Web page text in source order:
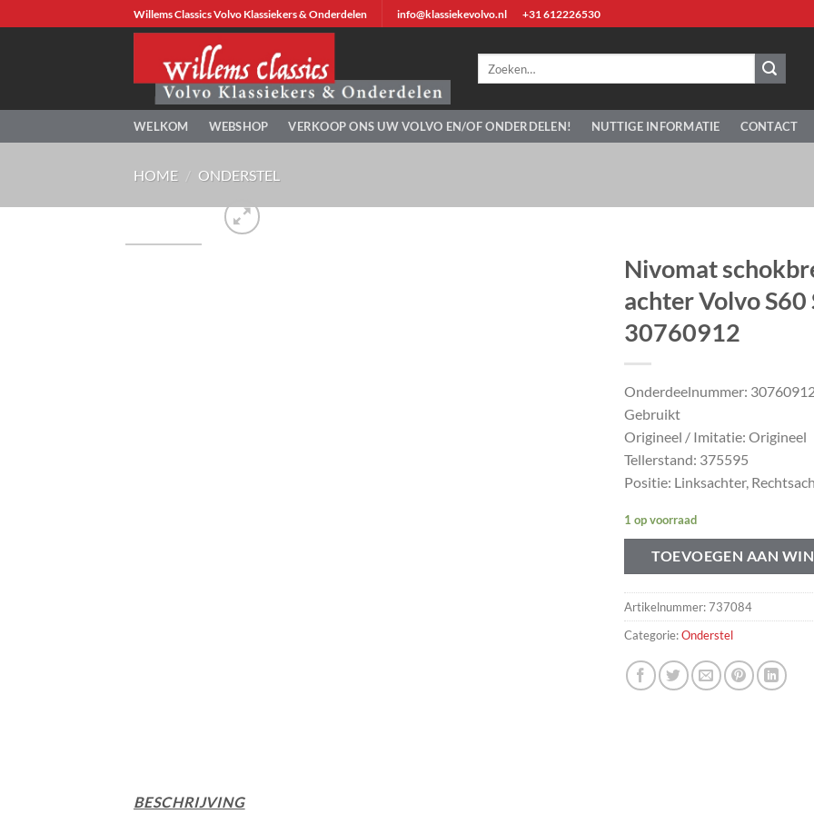
naar
Willems Classics Volvo Klassiekers & Onderdelen info@klassiekevolvo.nl +31 612226530
WELKOM WEBSHOP VERKOOP ONS UW VOLVO EN/OF ONDERDELEN! NUTTIGE INFORMATIE CONTACT
HOME / ONDERSTEL
Nivomat
achter Volvo S60
30760912
Onderdeelnummer:
Gebruikt
Origineel / Imitatie: Origineel
Tellerstand: 375595
Positie: Linksachter,
1 op voorraad
TOEVOEGEN AAN
Artikelnummer:737084
Categorie:Onderstel
BESCHRIJVING